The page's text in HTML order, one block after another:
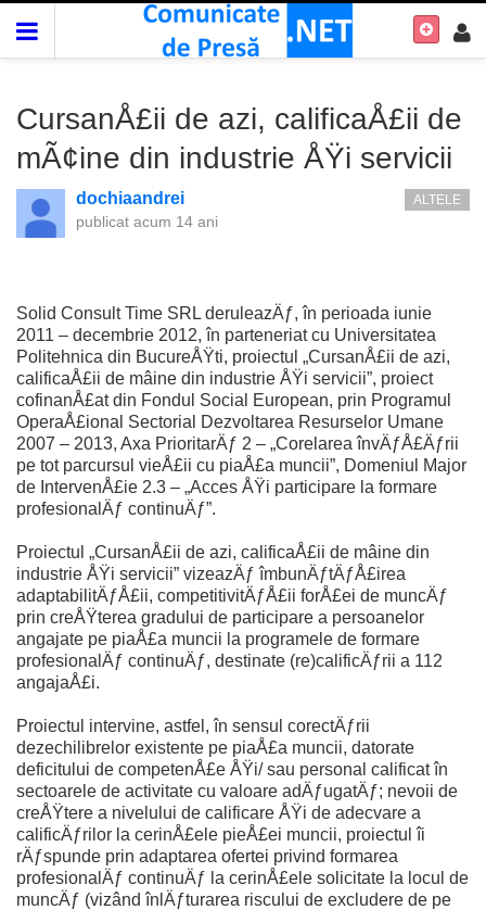
CursanÅ£ii de azi, calificaÅ£ii de
mÃ¢ine din industrie ÅŸi servicii
dochiaandrei
publicat acum 14 ani
ALTELE
Solid Consult Time SRL deruleazÄƒ, în perioada iunie
2011 – decembrie 2012, în parteneriat cu Universitatea
Politehnica din BucureÅŸti, proiectul „CursanÅ£ii de azi,
calificaÅ£ii de mâine din industrie ÅŸi servicii”, proiect
cofinanÅ£at din Fondul Social European, prin Programul
OperaÅ£ional Sectorial Dezvoltarea Resurselor Umane
2007 – 2013, Axa PrioritarÄƒ 2 – „Corelarea învÄƒÅ£Äƒrii
pe tot parcursul vieÅ£ii cu piaÅ£a muncii”, Domeniul Major
de IntervenÅ£ie 2.3 – „Acces ÅŸi participare la formare
profesionalÄƒ continuÄƒ”.
Proiectul „CursanÅ£ii de azi, calificaÅ£ii de mâine din
industrie ÅŸi servicii” vizeazÄƒ îmbunÄƒtÄƒÅ£irea
adaptabilitÄƒÅ£ii, competitivitÄƒÅ£ii forÅ£ei de muncÄƒ
prin creÅŸterea gradului de participare a persoanelor
angajate pe piaÅ£a muncii la programele de formare
profesionalÄƒ continuÄƒ, destinate (re)calificÄƒrii a 112
angajaÅ£i.
Proiectul intervine, astfel, în sensul corectÄƒrii
dezechilibrelor existente pe piaÅ£a muncii, datorate
deficitului de competenÅ£e ÅŸi/ sau personal calificat în
sectoarele de activitate cu valoare adÄƒugatÄƒ; nevoii de
creÅŸtere a nivelului de calificare ÅŸi de adecvare a
calificÄƒrilor la cerinÅ£ele pieÅ£ei muncii, proiectul îi
rÄƒspunde prin adaptarea ofertei privind formarea
profesionalÄƒ continuÄƒ la cerinÅ£ele solicitate la locul de
muncÄƒ (vizând înlÄƒturarea riscului de excludere de pe